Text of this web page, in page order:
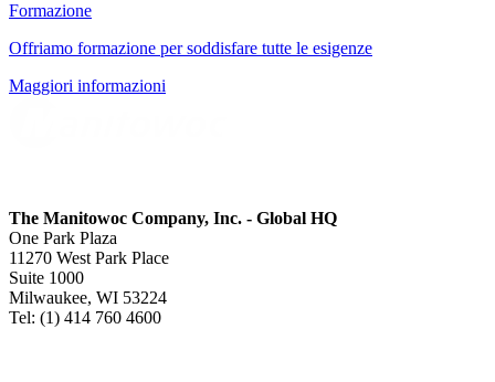
Formazione
Offriamo formazione per soddisfare tutte le esigenze
Maggiori informazioni
The Manitowoc Company, Inc. - Global HQ
One Park Plaza
11270 West Park Place
Suite 1000
Milwaukee, WI 53224
Tel: (1) 414 760 4600